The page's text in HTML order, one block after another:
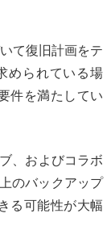
て復旧計画をテ
められている場
件を満たしてい
、およびコラボ
のバックアップ
る可能性が大幅